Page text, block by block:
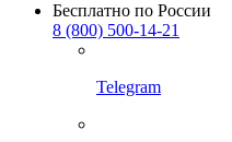
Бесплатно по России
8 (800) 500-14-21
Telegram